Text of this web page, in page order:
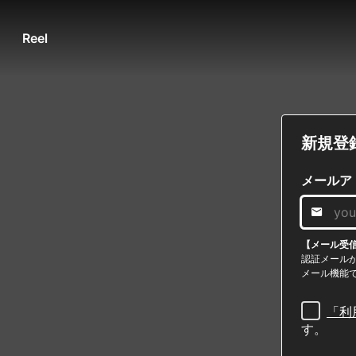
Reel
新規登
メールア
【メール受
認証メール
メール機能
「
す。